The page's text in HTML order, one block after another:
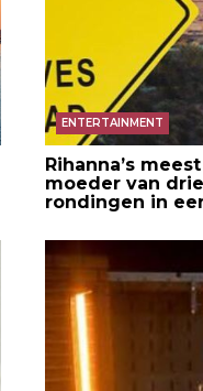
ENTERTAINMENT
Rihanna’s
moeder van
rondingen in